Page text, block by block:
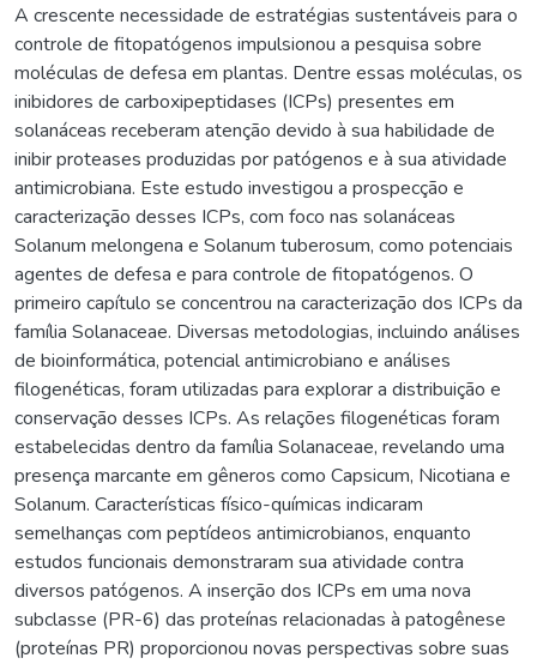
A crescente necessidade de estratégias sustentáveis para o
controle de fitopatógenos impulsionou a pesquisa sobre
moléculas de defesa em plantas. Dentre essas moléculas, os
inibidores de carboxipeptidases (ICPs) presentes em
solanáceas receberam atenção devido à sua habilidade de
inibir proteases produzidas por patógenos e à sua atividade
antimicrobiana. Este estudo investigou a prospecção e
caracterização desses ICPs, com foco nas solanáceas
Solanum melongena e Solanum tuberosum, como potenciais
agentes de defesa e para controle de fitopatógenos. O
primeiro capítulo se concentrou na caracterização dos ICPs da
família Solanaceae. Diversas metodologias, incluindo análises
de bioinformática, potencial antimicrobiano e análises
filogenéticas, foram utilizadas para explorar a distribuição e
conservação desses ICPs. As relações filogenéticas foram
estabelecidas dentro da família Solanaceae, revelando uma
presença marcante em gêneros como Capsicum, Nicotiana e
Solanum. Características físico-químicas indicaram
semelhanças com peptídeos antimicrobianos, enquanto
estudos funcionais demonstraram sua atividade contra
diversos patógenos. A inserção dos ICPs em uma nova
subclasse (PR-6) das proteínas relacionadas à patogênese
(proteínas PR) proporcionou novas perspectivas sobre suas